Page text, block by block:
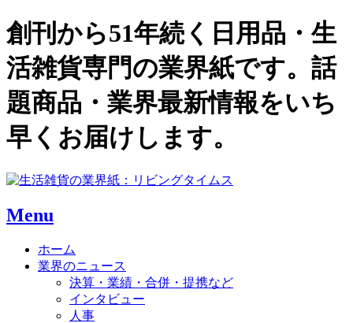
創刊から51年続く日用品・生
活雑貨専門の業界紙です。話
題商品・業界最新情報をいち
早くお届けします。
Menu
ホーム
業界のニュース
決算・業績・合併・提携など
インタビュー
人事